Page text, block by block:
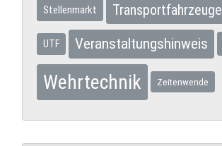
Stellenmarkt Transportfahrzeuge
UTF Veranstaltungshinweis
Wehrtechnik Zeitenwende